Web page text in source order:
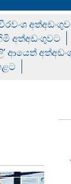
අත්අඩංගුවට
ආයෙත්